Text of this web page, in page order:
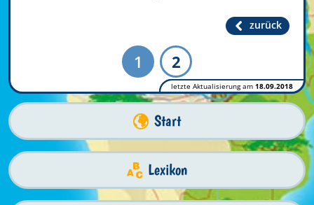
zurück
1 2
letzte Aktualisierung am 18.09.2018
Start
Lexikon